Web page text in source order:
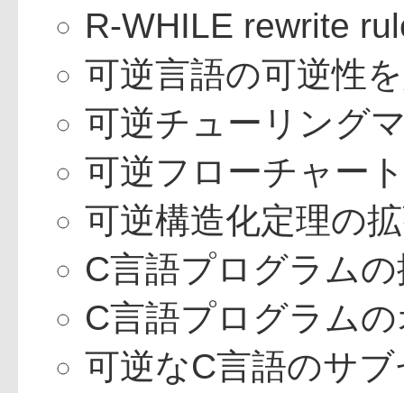
R-WHILE rewrite
可逆言語の可逆性
可逆チューリング
可逆フローチャー
可逆構造化定理の
C言語プログラム
C言語プログラム
可逆なC言語のサ